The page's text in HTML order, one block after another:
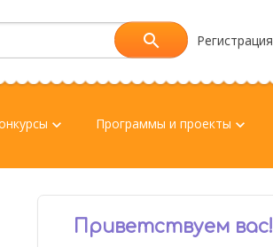
Регистрация
keyboard_arrow_down Программы и проекты keyboard_arrow_down
Приветствуем вас!